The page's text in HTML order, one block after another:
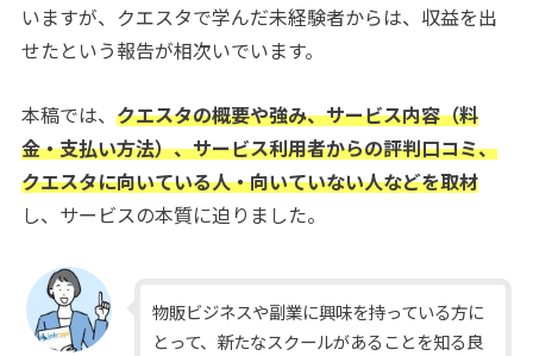
いますが、クエスタで学んだ未経験者からは、収益を出
せたという報告が相次いでいます。
本稿では、 クエスタの概要や強み、サービス内容（料
金・支払い方法）、サービス利用者からの評判口コミ、
クエスタに向いている人・向いていない人などを取材
し、サービスの本質に迫りました。
物販ビジネスや副業に興味を持っている方に
とって、新たなスクールがあることを知る良